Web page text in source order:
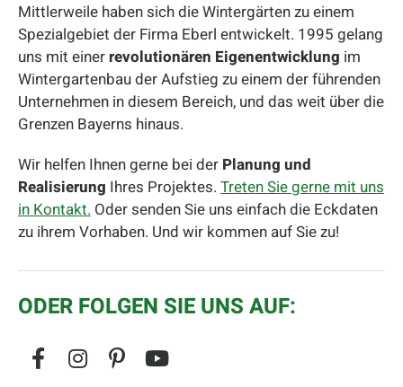
Mittlerweile haben sich die Wintergärten zu einem
Spezialgebiet der Firma Eberl entwickelt. 1995 gelang
uns mit einer revolutionären Eigenentwicklung im
Wintergartenbau der Aufstieg zu einem der führenden
Unternehmen in diesem Bereich, und das weit über die
Grenzen Bayerns hinaus.
Wir helfen Ihnen gerne bei der Planung und
Realisierung Ihres Projektes. Treten Sie gerne mit uns
in Kontakt. Oder senden Sie uns einfach die Eckdaten
zu ihrem Vorhaben. Und wir kommen auf Sie zu!
ODER FOLGEN SIE UNS AUF: